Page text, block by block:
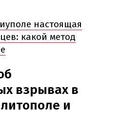
настоящая
какой метод
взрывах в
и